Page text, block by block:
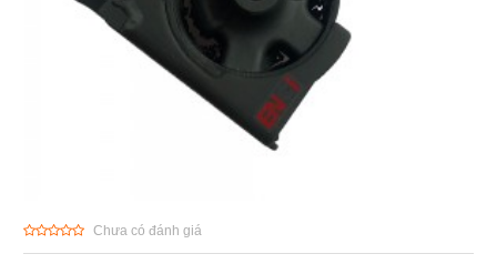
Chưa có đánh giá